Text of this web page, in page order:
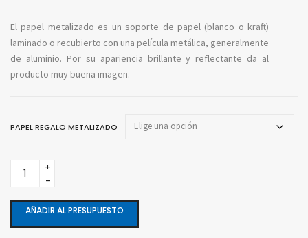
El papel metalizado es un soporte de papel (blanco o kraft)
laminado o recubierto con una película metálica, generalmente
de aluminio. Por su apariencia brillante y reflectante da al
producto muy buena imagen.
PAPEL REGALO METALIZADO
Papel
metalizado
quantity
AÑADIR AL PRESUPUESTO